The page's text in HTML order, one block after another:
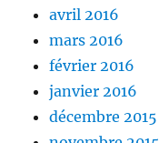
avril 2016
mars 2016
février 2016
janvier 2016
décembre 2015